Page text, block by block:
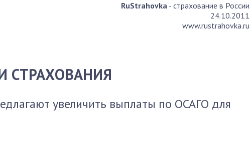
RuStrahovka- страхование в России
24.10.2011
www.rustrahovka.ru
СТРАХОВАНИЯ
увеличить выплаты по ОСАГО для